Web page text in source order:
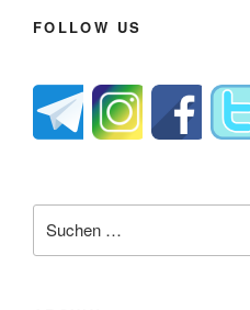
FOLLOW US
nach: